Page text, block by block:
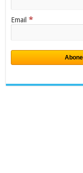
Email *